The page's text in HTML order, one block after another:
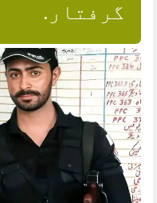
گرفتار.